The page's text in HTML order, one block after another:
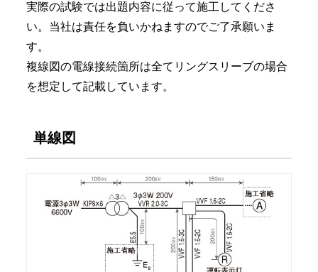
実際の試験では出題内容に従って施工してくださ
い。当社は責任を負いかねますのでご了承願いま
す。
複線図の電線接続箇所は全てリングスリーブの場合
を想定して記載しています。
単線図